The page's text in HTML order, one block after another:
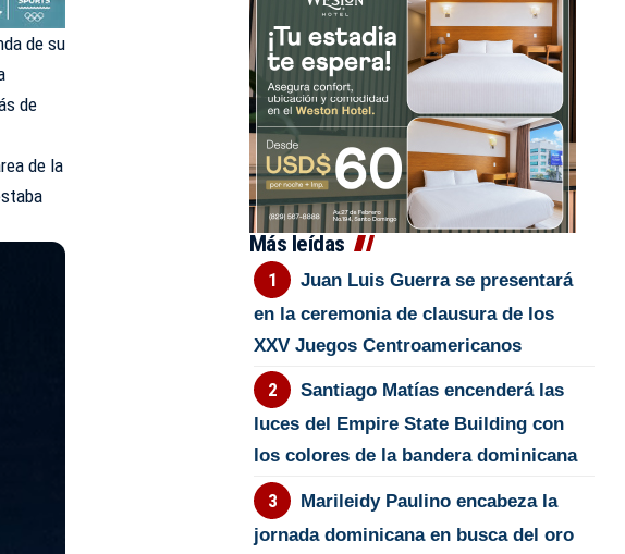
de su
de
de la
Más leídas
Juan Luis Guerra se presentará
en la ceremonia de clausura de los
XXV Juegos Centroamericanos
Santiago Matías encenderá las
luces del Empire State Building con
los colores de la bandera dominicana
Marileidy Paulino encabeza la
jornada dominicana en busca del oro